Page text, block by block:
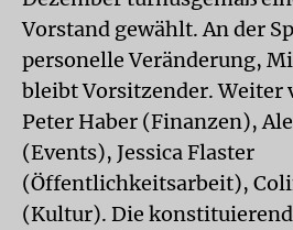
Vorstand gewählt. An der
personelle Veränderung,
bleibt Vorsitzender. Weiter
Peter Haber (Finanzen),
(Events), Jessica Flaster
(Öffentlichkeitsarbeit),
(Kultur). Die